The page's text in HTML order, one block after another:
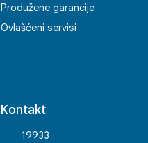
Produžene garancije
Ovlašćeni servisi
Kontakt
19933